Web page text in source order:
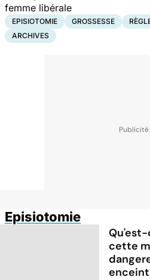
femme libérale
EPISIOTOMIE GROSSESSE
ARCHIVES
Episiotomie
Qu'est-
cette